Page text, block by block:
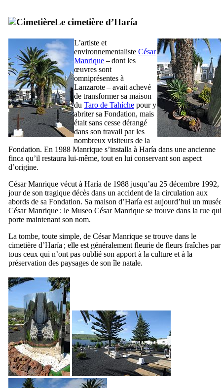
Le cimetière d’Haría
L’artiste et
environnementaliste César
Manrique – dont les
œuvres sont
omniprésentes à
Lanzarote– avait achevé
de transformer sa maison
du Taro de Tahíche pour y
abriter sa Fondation, mais
était sans cesse dérangé
dans son travail par les
nombreux visiteurs de la
Fondation. En 1988 Manrique s’installa à Haría dans une ancienne
finca qu’il restaura lui-même, tout en lui conservant son aspect
d’origine.
César Manrique vécut à Haría de 1988 jusqu’au 25 décembre 1992,
jour de son tragique décès dans un accident de la circulation aux
abords de sa Fondation. Sa maison d’Haría est aujourd’hui un
César Manrique : le Museo César Manrique se trouve dans la rue qui
porte maintenant son nom.
La tombe, toute simple, de César Manrique se trouve dans le
cimetière d’Haría ; elle est généralement fleurie de fleurs fraîches par
tous ceux qui n’ont pas oublié son apport à la culture et à la
préservation des paysages de son île natale.